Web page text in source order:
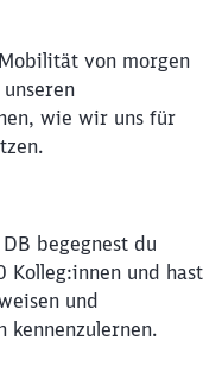
von morgen
wie wir uns für
begegnest du
Kolleg:innen und hast
und
kennenzulernen.